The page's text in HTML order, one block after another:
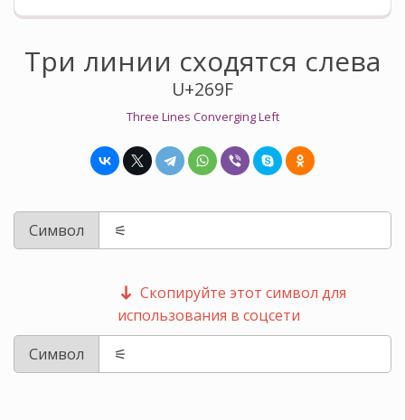
Три линии сходятся слева
U+269F
Three Lines Converging Left
Символ
Скопируйте этот символ для
использования в соцсети
Символ